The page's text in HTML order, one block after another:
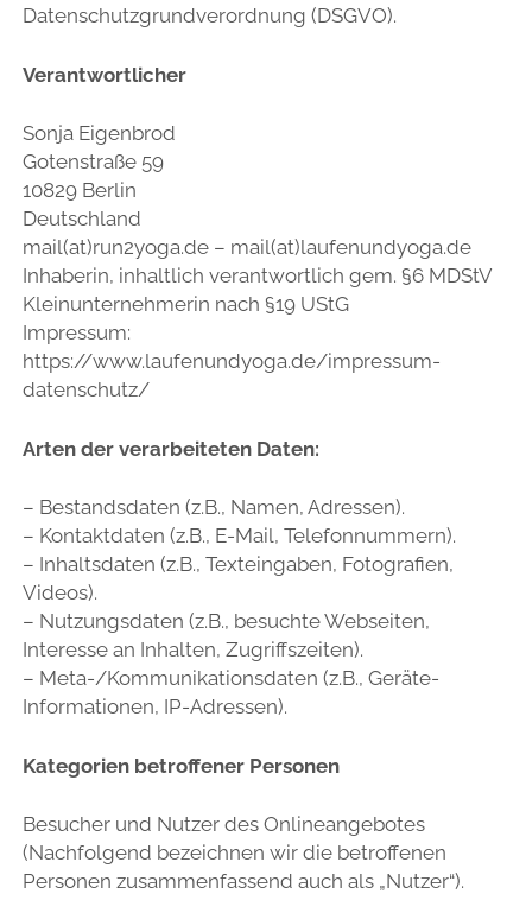
Datenschutzgrundverordnung (DSGVO).
Verantwortlicher
Sonja Eigenbrod
Gotenstraße 59
10829 Berlin
Deutschland
mail(at)run2yoga.de – mail(at)laufenundyoga.de
Inhaberin, inhaltlich verantwortlich gem. §6 MDStV
Kleinunternehmerin nach §19 UStG
Impressum:
https://www.laufenundyoga.de/impressum-
datenschutz/
Arten der verarbeiteten Daten:
– Bestandsdaten (z.B., Namen, Adressen).
– Kontaktdaten (z.B., E-Mail, Telefonnummern).
– Inhaltsdaten (z.B., Texteingaben, Fotografien,
Videos).
– Nutzungsdaten (z.B., besuchte Webseiten,
Interesse an Inhalten, Zugriffszeiten).
– Meta-/Kommunikationsdaten (z.B., Geräte-
Informationen, IP-Adressen).
Kategorien betroffener Personen
Besucher und Nutzer des Onlineangebotes
(Nachfolgend bezeichnen wir die betroffenen
Personen zusammenfassend auch als „Nutzer“).